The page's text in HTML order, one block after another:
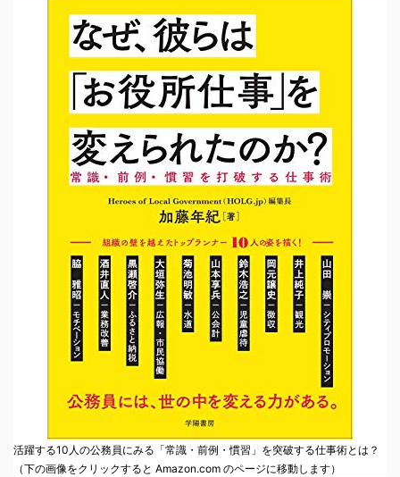
活躍する10人の公務員にみる「常識・前例・慣習」を突破する仕事術とは？
（下の画像をクリックすると Amazon.com のページに移動します）